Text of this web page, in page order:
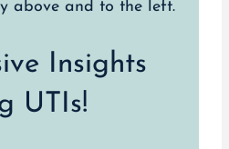
Insights
UTIs!